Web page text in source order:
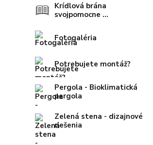
Krídlová brána
svojpomocne ...
Fotogaléria
Potrebujete montáž?
Pergola - Bioklimatická
pergola
Zelená stena - dizajnové
riešenia